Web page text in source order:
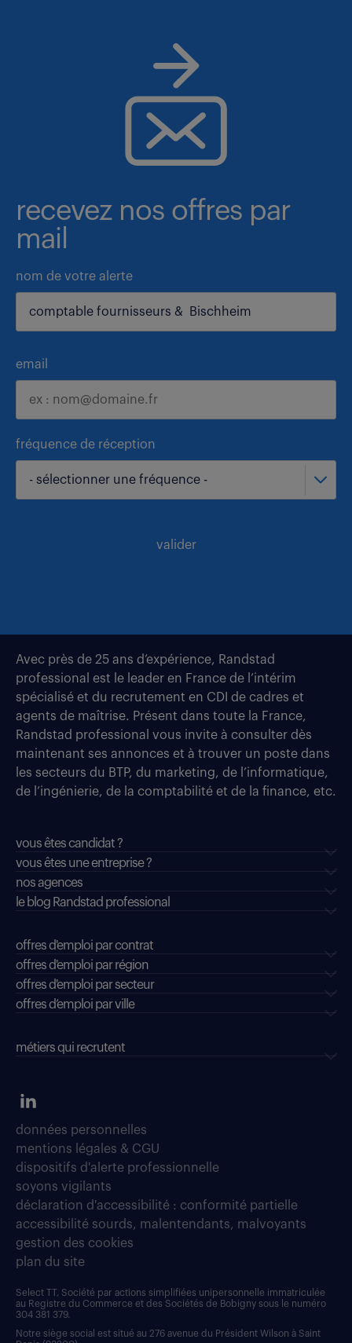
recevez nos offres par
mail
nom de votre alerte
email
fréquence de réception
- sélectionner une fréquence -
valider
Avec près de 25 ans d’expérience, Randstad
professional est le leader en France de l’intérim
spécialisé et du recrutement en CDI de cadres et
agents de maîtrise. Présent dans toute la France,
Randstad professional vous invite à consulter dès
maintenant ses annonces et à trouver un poste dans
les secteurs du BTP, du marketing, de l’informatique,
de l’ingénierie, de la comptabilité et de la finance, etc.
vous êtes candidat ?
vous êtes une entreprise ?
nos agences
le blog Randstad professional
offres d'emploi par contrat
offres d'emploi par région
offres d'emploi par secteur
offres d’emploi par ville
métiers qui recrutent
données personnelles
mentions légales & CGU
dispositifs d'alerte professionnelle
soyons vigilants
déclaration d'accessibilité : conformité partielle
accessibilité sourds, malentendants, malvoyants
gestion des cookies
plan du site
Select TT, Société par actions simplifiées unipersonnelle immatriculée
au Registre du Commerce et des Sociétés de Bobigny sous le numéro
304 381 379.
Notre siège social est situé au 276 avenue du Président Wilson à Saint